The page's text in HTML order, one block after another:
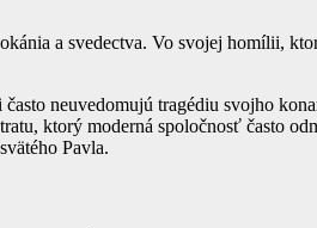
a svedectva. Vo svojej homílii,
neuvedomujú tragédiu svojho
ktorý moderná spoločnosť často
Pavla.